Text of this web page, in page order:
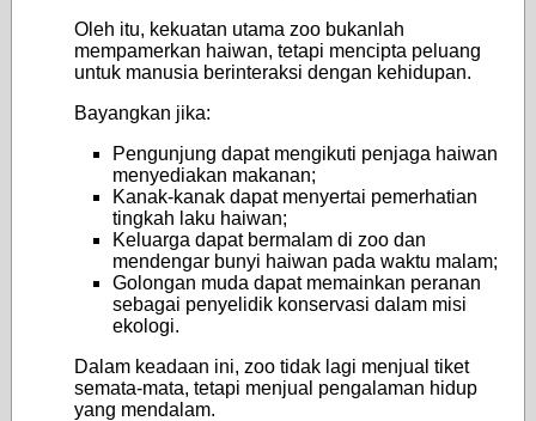
Oleh itu, kekuatan utama zoo bukanlah
mempamerkan haiwan, tetapi mencipta peluang
untuk manusia berinteraksi dengan kehidupan.
Bayangkan jika:
Pengunjung dapat mengikuti penjaga haiwan
menyediakan makanan;
Kanak-kanak dapat menyertai pemerhatian
tingkah laku haiwan;
Keluarga dapat bermalam di zoo dan
mendengar bunyi haiwan pada waktu malam;
Golongan muda dapat memainkan peranan
sebagai penyelidik konservasi dalam misi
ekologi.
Dalam keadaan ini, zoo tidak lagi menjual tiket
semata-mata, tetapi menjual pengalaman hidup
yang mendalam.